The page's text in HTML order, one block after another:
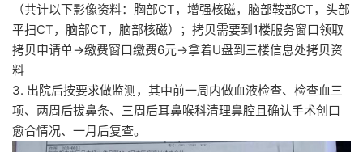
（共计以下影像资料：胸部CT，增强核磁，脑部鞍部CT，头部
平扫CT，脑部CT，脑部核磁）；拷贝需要到1楼服务窗口领取
拷贝申请单->缴费窗口缴费6元->拿着U盘到三楼信息处拷贝资
料
3. 出院后按要求做监测，其中前一周内做血液检查、检查血三
项、两周后拔鼻条、三周后耳鼻喉科清理鼻腔且确认手术创口
愈合情况、一月后复查。